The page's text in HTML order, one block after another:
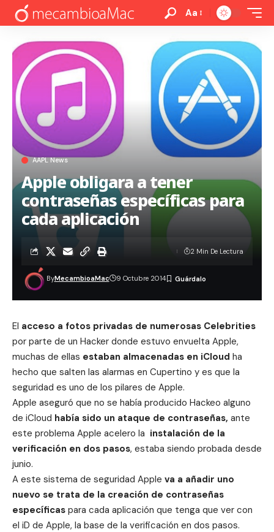
Aa
AAPL News
Apple obligara a tener
contraseñas específicas para
cada aplicación
ByMecambioaMac 9 Octubre 2014
2 Min De Lectura
El acceso a fotos privadas de numerosas Celebrities
por parte de un Hacker donde estuvo envuelta Apple,
muchas de ellas estaban almacenadas en iCloud ha
hecho que salten las alarmas en Cupertino y es que la
seguridad es uno de los pilares de Apple.
Apple aseguró que no se había producido Hackeo alguno
de iCloud había sido un ataque de contraseñas, ante
este problema Apple acelero la instalación de la
verificación en dos pasos, estaba siendo probada desde
junio.
A este sistema de seguridad Apple va a añadir uno
nuevo se trata de la creación de contraseñas
específicas para cada aplicación que tenga que ver con
el iD de Apple, la base de la verificación en dos pasos.